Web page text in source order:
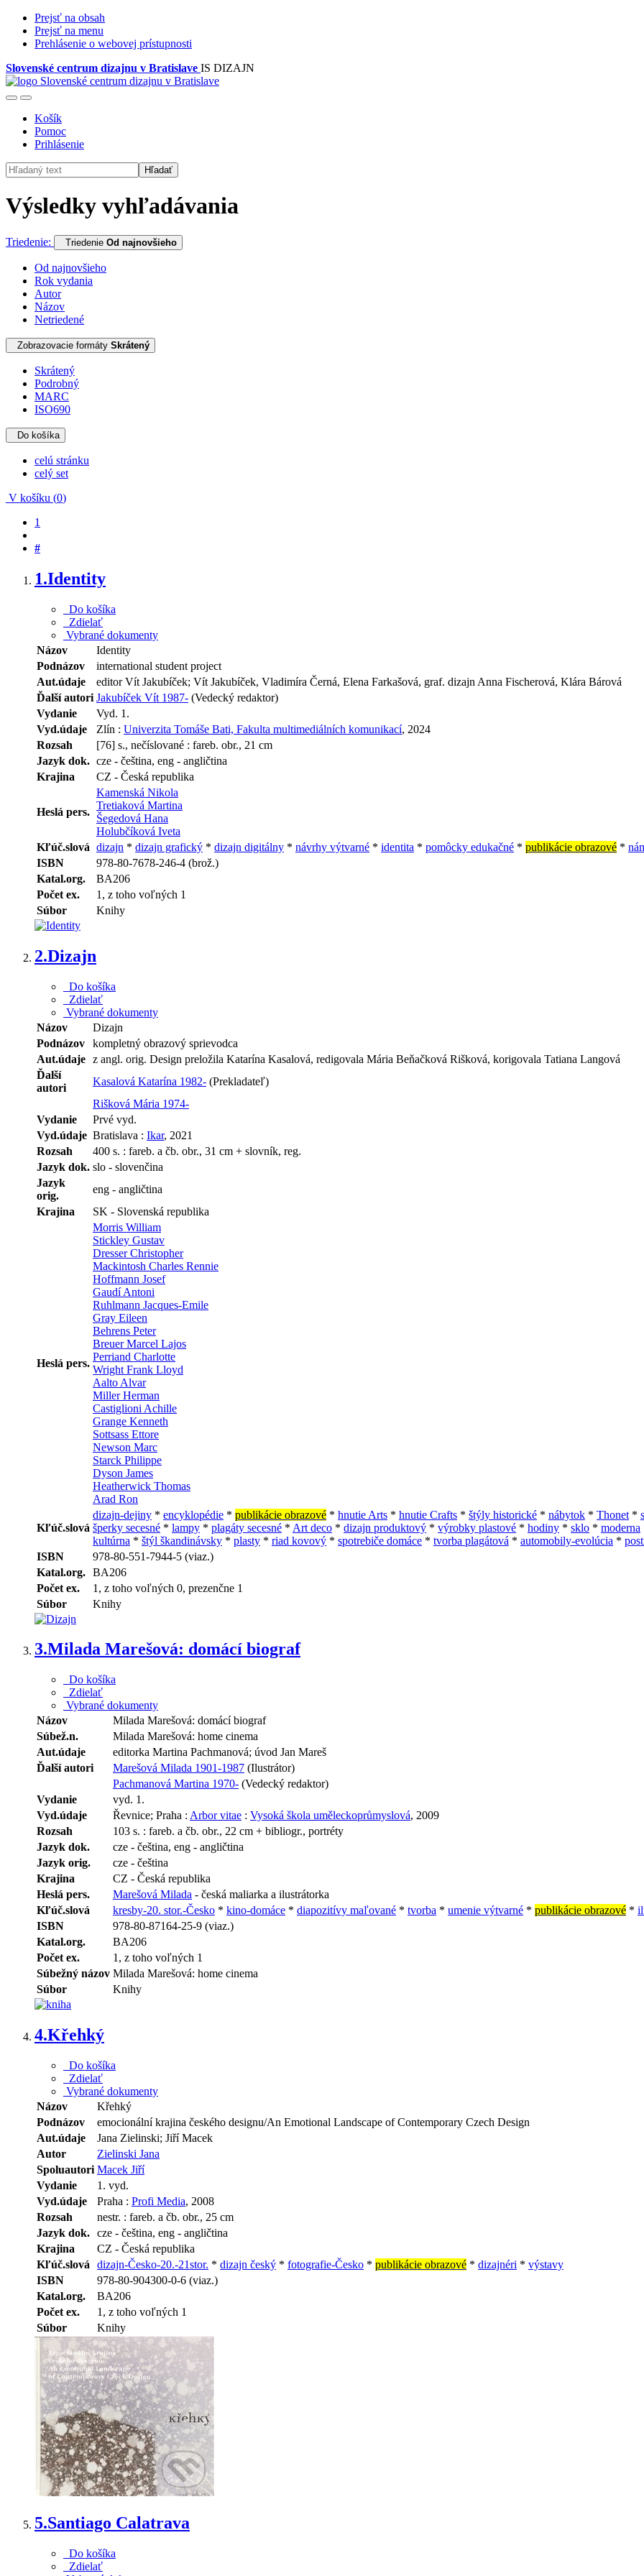
Prejsť na obsah
Prejsť na menu
Prehlásenie o webovej prístupnosti
Slovenské centrum dizajnu v Bratislave IS DIZAJN
Košík
Pomoc
Prihlásenie
Hľadať
Výsledky vyhľadávania
Triedenie: Triedenie Od najnovšieho
Od najnovšieho
Rok vydania
Autor
Názov
Netriedené
Zobrazovacie formáty Skrátený
Skrátený
Podrobný
MARC
ISO690
Do košíka
celú stránku
celý set
V košíku (0)
1
#
1.Identity
Do košíka
Zdielať
Vybrané dokumenty
Názov
Identity
Podnázov
international student project
Aut.údaje
editor Vít Jakubíček; Vít Jakubíček, Vladimíra Černá, Elena Farkašová, graf. dizajn Anna Fischerová, Klára Bárová
Ďalší autori Jakubíček Vít 1987- (Vedecký redaktor)
Vydanie
Vyd. 1.
Vyd.údaje
Zlín : Univerzita Tomáše Bati, Fakulta multimediálních komunikací, 2024
Rozsah
[76] s., nečíslované : fareb. obr., 21 cm
Jazyk dok. cze - čeština, eng - angličtina
Krajina
CZ - Česká republika
Heslá pers.
Kamenská Nikola
Tretiaková Martina
Šegedová Hana
Holubčíková Iveta
Kľúč.slová dizajn * dizajn grafický * dizajn digitálny * návrhy výtvarné * identita * pomôcky edukačné * publikácie obrazové *
ISBN
978-80-7678-246-4 (brož.)
Katal.org.
BA206
Počet ex.
1, z toho voľných 1
Súbor
Knihy
2.Dizajn
Do košíka
Zdielať
Vybrané dokumenty
Názov
Dizajn
Podnázov
kompletný obrazový sprievodca
Aut.údaje z angl. orig. Design preložila Katarína Kasalová, redigovala Mária Beňačková Rišková, korigovala Tatiana Langová
Ďalší
autori
Kasalová Katarína 1982- (Prekladateľ)
Rišková Mária 1974-
Vydanie
Prvé vyd.
Vyd.údaje Bratislava : Ikar, 2021
Rozsah
400 s. : fareb. a čb. obr., 31 cm + slovník, reg.
Jazyk dok. slo - slovenčina
Jazyk
orig.
eng - angličtina
Krajina
SK - Slovenská republika
Heslá pers.
Morris William
Stickley Gustav
Dresser Christopher
Mackintosh Charles Rennie
Hoffmann Josef
Gaudí Antoni
Ruhlmann Jacques-Emile
Gray Eileen
Behrens Peter
Breuer Marcel Lajos
Perriand Charlotte
Wright Frank Lloyd
Aalto Alvar
Miller Herman
Castiglioni Achille
Grange Kenneth
Sottsass Ettore
Newson Marc
Starck Philippe
Dyson James
Heatherwick Thomas
Arad Ron
Kľúč.slová
dizajn-dejiny * encyklopédie * publikácie obrazové * hnutie Arts * hnutie Crafts * štýly historické * nábytok * Thonet *
šperky secesné * lampy * plagáty secesné * Art deco * dizajn produktový * výrobky plastové * hodiny * sklo * moderna
kultúrna * štýl škandinávsky * plasty * riad kovový * spotrebiče domáce * tvorba plagátová * automobily-evolúcia *
ISBN
978-80-551-7944-5 (viaz.)
Katal.org. BA206
Počet ex.
1, z toho voľných 0, prezenčne 1
Súbor
Knihy
3.Milada Marešová: domácí biograf
Do košíka
Zdielať
Vybrané dokumenty
Názov
Milada Marešová: domácí biograf
Súbež.n.
Milada Marešová: home cinema
Aut.údaje
editorka Martina Pachmanová; úvod Jan Mareš
Ďalší autori
Marešová Milada 1901-1987 (Ilustrátor)
Pachmanová Martina 1970- (Vedecký redaktor)
Vydanie
vyd. 1.
Vyd.údaje
Řevnice; Praha : Arbor vitae : Vysoká škola uměleckoprůmyslová, 2009
Rozsah
103 s. : fareb. a čb. obr., 22 cm + bibliogr., portréty
Jazyk dok.
cze - čeština, eng - angličtina
Jazyk orig.
cze - čeština
Krajina
CZ - Česká republika
Heslá pers.
Marešová Milada - česká maliarka a ilustrátorka
Kľúč.slová
kresby-20. stor.-Česko * kino-domáce * diapozitívy maľované * tvorba * umenie výtvarné * publikácie obrazové *
ISBN
978-80-87164-25-9 (viaz.)
Katal.org.
BA206
Počet ex.
1, z toho voľných 1
Súbežný názov Milada Marešová: home cinema
Súbor
Knihy
4.Křehký
Do košíka
Zdielať
Vybrané dokumenty
Názov
Křehký
Podnázov
emocionální krajina českého designu/An Emotional Landscape of Contemporary Czech Design
Aut.údaje
Jana Zielinski; Jiří Macek
Autor
Zielinski Jana
Spoluautori Macek Jiří
Vydanie
1. vyd.
Vyd.údaje
Praha : Profi Media, 2008
Rozsah
nestr. : fareb. a čb. obr., 25 cm
Jazyk dok. cze - čeština, eng - angličtina
Krajina
CZ - Česká republika
Kľúč.slová
dizajn-Česko-20.-21stor. * dizajn český * fotografie-Česko * publikácie obrazové * dizajnéri * výstavy
ISBN
978-80-904300-0-6 (viaz.)
Katal.org.
BA206
Počet ex.
1, z toho voľných 1
Súbor
Knihy
5.Santiago Calatrava
Do košíka
Zdielať